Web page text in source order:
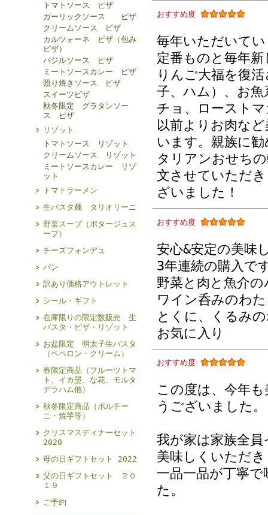
トマトソース ピザ
ガーリックソース ピザ
クリームソース ピザ
カルツォーネ ピザ（包み
ピザ）
バジルソース ピザ
ミートソースカレー ピザ
照り焼きソース ピザ
スイーツピザ
秋冬限定 グラタンソー
ス ピザ
リゾット
トマトソース リゾット
クリームソース リゾット
ミートソースカレー リゾ
ット
トマトラーメン
生パスタ麺 タリオリーニ
野菜スープ（ポタージュス
ープ）
チーズフォンデュ
パン
訳あり価格アウトレット
シール・ギフト
在庫限りの限定数販売 生
パスタ・ピザ・リゾット
お盆限定 明太子生パスタ
（ペペロン・クリーム）
春限定商品（フルーツトマ
ト、イカ墨、な花、モルタ
デラハム他）
秋冬限定商品（ポルチー
ニ・焼芋等）
クリスマスディナーセット
2020
母の日ギフトセット 2022
父の日ギフトセット ２０
１９
ご予約
おすすめ度
毎年いただいて
定番ものと毎年
りんご大福を復
子、ハム）、お
チョ、ロースト
以前よりお肉な
います。親族に
タリアンおせち
文させていただ
ざいました！
おすすめ度
安心&安定の美味
3年連続の購入で
野菜と肉と魚介
ワイン呑みのわ
とくに、くるみ
お気に入り
おすすめ度
この度は、今年
うございました。
我が家は家族全
美味しくいただ
一品一品が丁寧
た。